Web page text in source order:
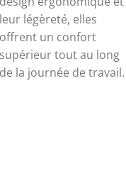
leur légèreté, elles
offrent un confort
supérieur tout au long
de la journée de travail.